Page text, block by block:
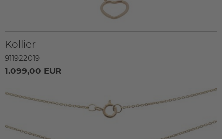
Kollier
911922019
1.099,00 EUR